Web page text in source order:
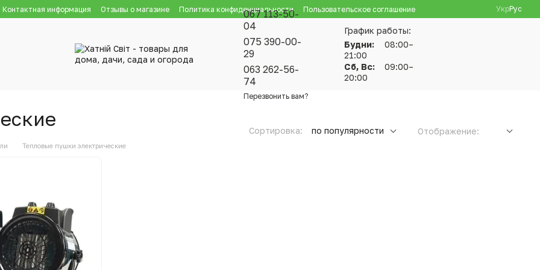
Контактная информация Отзывы о магазине Политика конфиденциальности Пользовательское соглашение УкрРус
067 113-50-
04
075 390-00-
29
063 262-56-
74
Перезвонить вам?
График работы:
Будни:
08:00–
21:00
Сб, Вс:
09:00–
20:00
Тепловые пушки электрические
Сортировка: по популярности Отображение: